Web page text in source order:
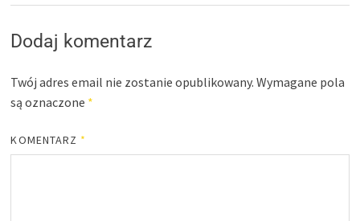
Dodaj komentarz
Twój adres email nie zostanie opublikowany. Wymagane pola
są oznaczone *
KOMENTARZ *